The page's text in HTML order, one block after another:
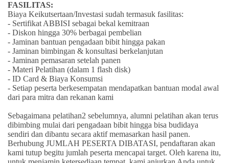
FASILITAS:
Biaya Keikutsertaan/Investasi sudah termasuk fasilitas:
- Sertifikat ABBISI sebagai bekal kemitraan
- Diskon hingga 30% berbagai pembelian
- Jaminan bantuan pengadaan bibit hingga pakan
- Jaminan bimbingan & konsultasi berkelanjutan
- Jaminan pemasaran setelah panen
- Materi Pelatihan (dalam 1 flash disk)
- ID Card & Biaya Konsumsi
- Setiap peserta berkesempatan mendapatkan bantuan modal awal
dari para mitra dan rekanan kami
Sebagaimana pelatihan2 sebelumnya, alumni pelatihan akan terus
dibimbing mulai dari pengadaan bibit hingga bisa budidaya
sendiri dan dibantu secara aktif memasarkan hasil panen.
Berhubung JUMLAH PESERTA DIBATASI, pendaftaran akan
kami tutup begitu jumlah peserta mencapai target. Oleh karena itu,